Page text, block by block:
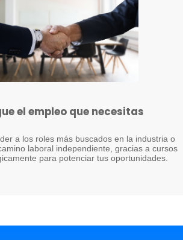
el empleo que necesitas
a los roles más buscados en la industria o
laboral independiente, gracias a cursos
para potenciar tus oportunidades.